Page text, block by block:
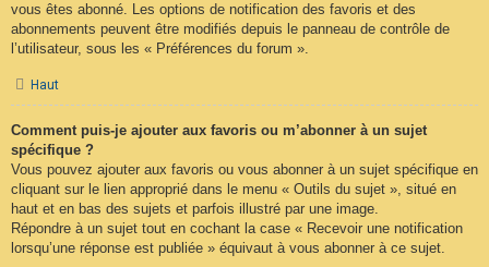
vous êtes abonné. Les options de notification des favoris et des
abonnements peuvent être modifiés depuis le panneau de contrôle de
l’utilisateur, sous les « Préférences du forum ».
Haut
Comment puis-je ajouter aux favoris ou m’abonner à un sujet
spécifique ?
Vous pouvez ajouter aux favoris ou vous abonner à un sujet spécifique en
cliquant sur le lien approprié dans le menu « Outils du sujet », situé en
haut et en bas des sujets et parfois illustré par une image.
Répondre à un sujet tout en cochant la case « Recevoir une notification
lorsqu’une réponse est publiée » équivaut à vous abonner à ce sujet.